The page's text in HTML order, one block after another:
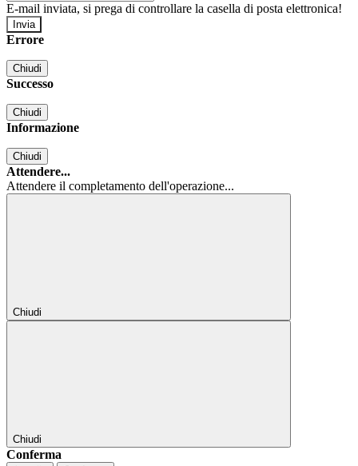
E-mail inviata, si prega di controllare la casella di posta elettronica!
Errore
Chiudi
Successo
Chiudi
Informazione
Chiudi
Attendere...
Attendere il completamento dell'operazione...
Chiudi
Chiudi
Conferma